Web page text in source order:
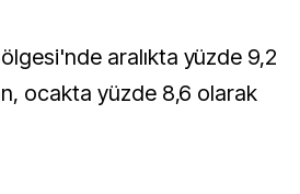
aralıkta yüzde 9,2
ocakta yüzde 8,6 olarak